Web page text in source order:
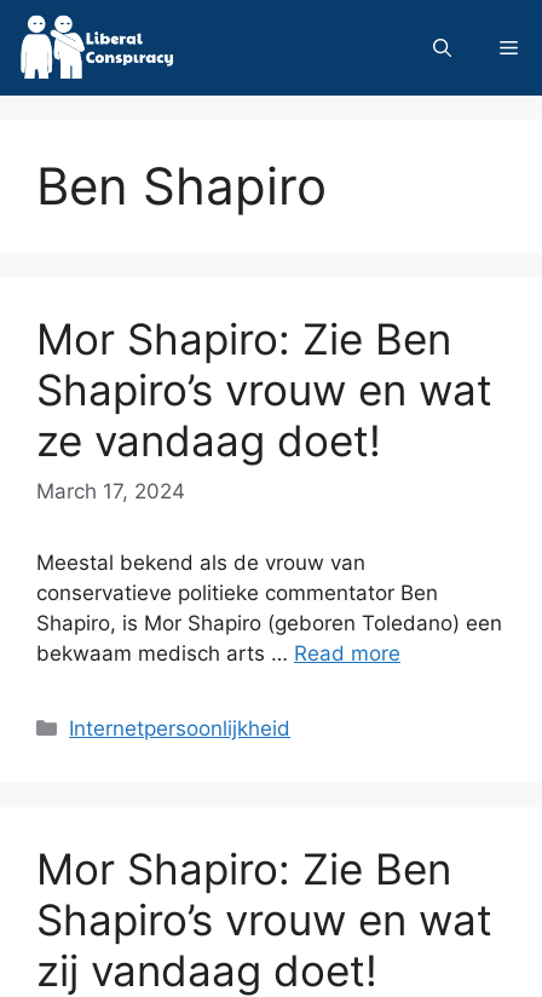
Skip
content
Ben Shapiro
Mor Shapiro: Zie Ben
Shapiro’s vrouw en wat
ze vandaag doet!
March 17, 2024
Meestal bekend als de vrouw van
conservatieve politieke commentator Ben
Shapiro, is Mor Shapiro (geboren Toledano) een
bekwaam medisch arts … Read more
Categories
Internetpersoonlijkheid
Mor Shapiro: Zie Ben
Shapiro’s vrouw en wat
zij vandaag doet!